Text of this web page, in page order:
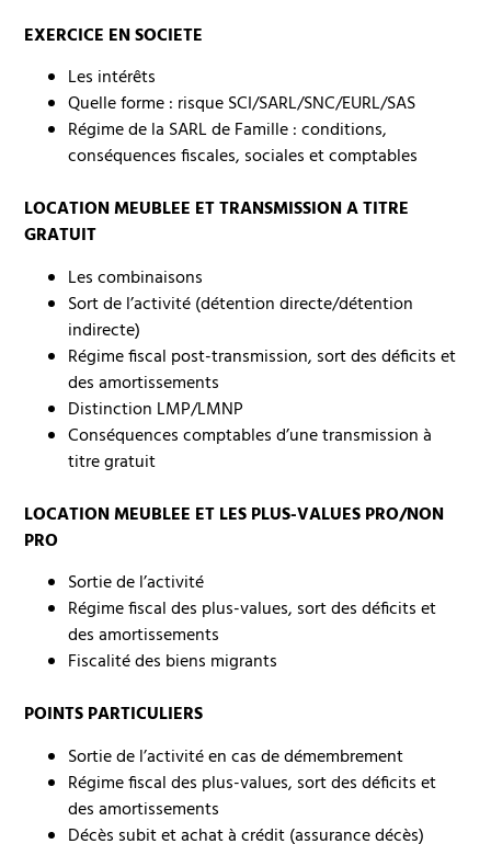
EXERCICE EN SOCIETE
Les intérêts
Quelle forme : risque SCI/SARL/SNC/EURL/SAS
Régime de la SARL de Famille : conditions,
conséquences fiscales, sociales et comptables
LOCATION MEUBLEE ET TRANSMISSION A TITRE
GRATUIT
Les combinaisons
Sort de l’activité (détention directe/détention
indirecte)
Régime fiscal post-transmission, sort des déficits et
des amortissements
Distinction LMP/LMNP
Conséquences comptables d’une transmission à
titre gratuit
LOCATION MEUBLEE ET LES PLUS-VALUES PRO/NON
PRO
Sortie de l’activité
Régime fiscal des plus-values, sort des déficits et
des amortissements
Fiscalité des biens migrants
POINTS PARTICULIERS
Sortie de l’activité en cas de démembrement
Régime fiscal des plus-values, sort des déficits et
des amortissements
Décès subit et achat à crédit (assurance décès)